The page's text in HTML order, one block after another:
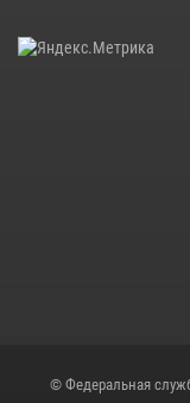
© Федеральная